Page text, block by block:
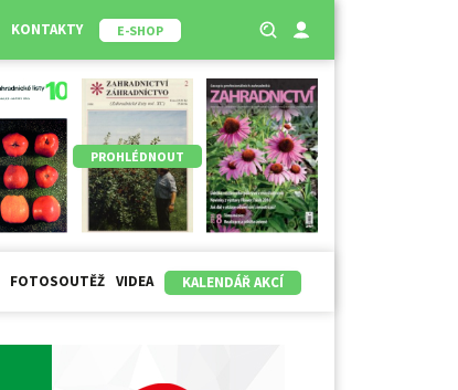
KONTAKTY E-SHOP
PROHLÉDNOUT
FOTOSOUTĚŽ VIDEA KALENDÁŘ AKCÍ